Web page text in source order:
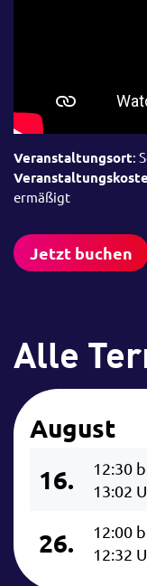
Veranstaltungsort:
ermäßigt
Jetzt buchen
Alle
August
16.
12:30
13:02
26.
12:00
12:32